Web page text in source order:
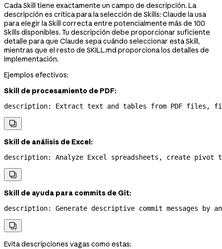
Cada Skill tiene exactamente un campo de descripción. La
descripción es crítica para la selección de Skills: Claude la usa
para elegir la Skill correcta entre potencialmente más de 100
Skills disponibles. Tu descripción debe proporcionar suficiente
detalle para que Claude sepa cuándo seleccionar esta Skill,
mientras que el resto de SKILL.md proporciona los detalles de
implementación.
Ejemplos efectivos:
Skill de procesamiento de PDF:
description: Extract text and tables from PDF files, fill

Skill de análisis de Excel:
description: Analyze Excel spreadsheets, create

Skill de ayuda para commits de Git:
description: Generate descriptive commit messages

Evita descripciones vagas como estas: